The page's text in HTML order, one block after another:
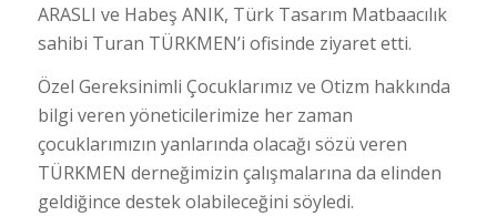
ARASLI ve Habeş ANIK, Türk Tasarım Matbaacılık
sahibi Turan TÜRKMEN’i ofisinde ziyaret etti.
Özel Gereksinimli Çocuklarımız ve Otizm hakkında
bilgi veren yöneticilerimize her zaman
çocuklarımızın yanlarında olacağı sözü veren
TÜRKMEN derneğimizin çalışmalarına da elinden
geldiğince destek olabileceğini söyledi.